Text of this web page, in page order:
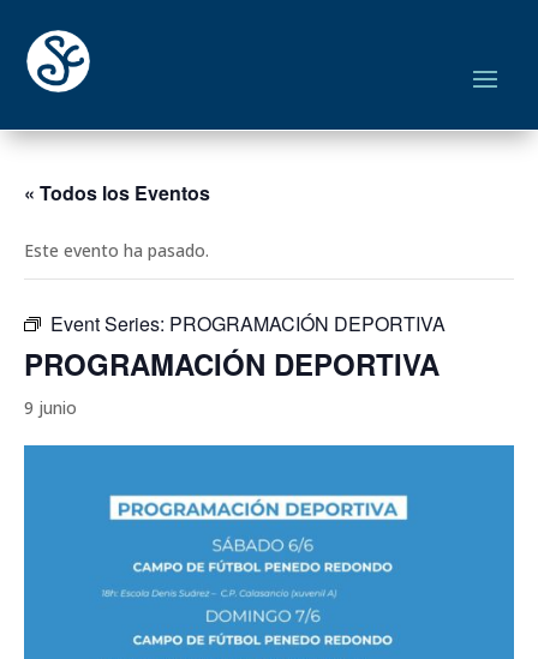
« Todos los Eventos
Este evento ha pasado.
Event Series: PROGRAMACIÓN DEPORTIVA
PROGRAMACIÓN DEPORTIVA
9 junio